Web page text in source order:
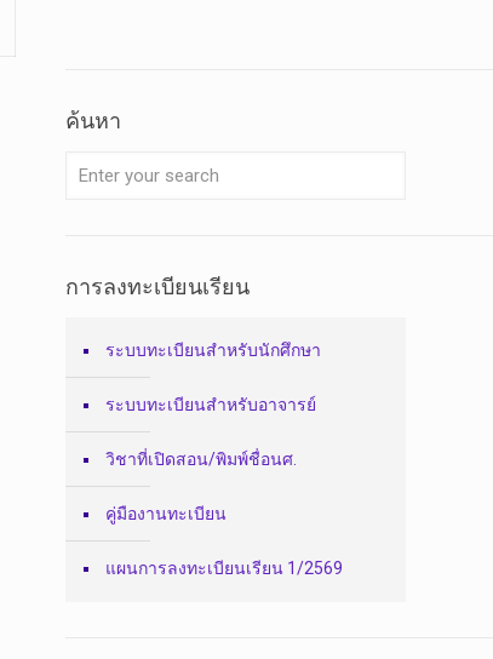
ค้นหา
การลงทะเบียนเรียน
ระบบทะเบียนสำหรับนักศึกษา
ระบบทะเบียนสำหรับอาจารย์
วิชาที่เปิดสอน/พิมพ์ชื่อนศ.
คู่มืองานทะเบียน
แผนการลงทะเบียนเรียน 1/2569